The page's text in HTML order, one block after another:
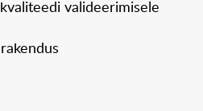
valideerimisele